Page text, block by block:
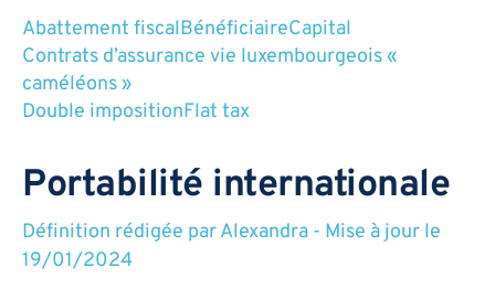
Abattement fiscalBénéficiaireCapital
Contrats d’assurance vie luxembourgeois «
caméléons »
Double impositionFlat tax
Portabilité internationale
Définition rédigée parAlexandra - Mise à jour le
19/01/2024